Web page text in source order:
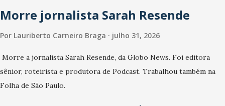
Morre jornalista Sarah Resende
Por Lauriberto Carneiro Braga julho 31, 2026
Morre a jornalista Sarah Resende, da Globo News. Foi editora
sênior, roteirista e produtora de Podcast. Trabalhou também na
Folha de São Paulo.